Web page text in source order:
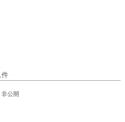
非公開